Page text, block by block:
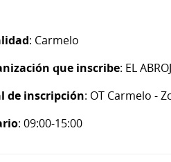
: Carmelo
que inscribe: EL
de inscripción: OT Carmelo -
: 09:00-15:00